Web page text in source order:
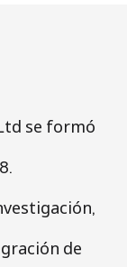
se formó
de